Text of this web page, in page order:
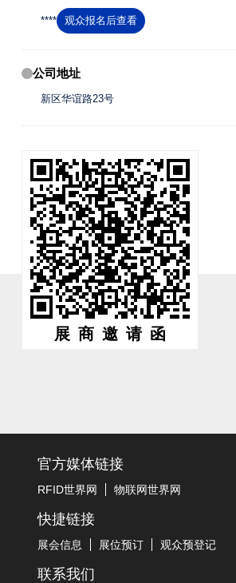
**** 观众报名后查看
公司地址
新区华谊路23号
展商邀请函
官方媒体链接
RFID世界网 物联网世界网
快捷链接
展会信息 展位预订 观众预登记
联系我们